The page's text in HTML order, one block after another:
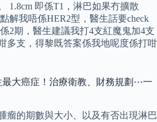
1.8cm 即係T1，淋巴如果冇擴散
解我唔係HER2型，醫生話要check
2期，醫生建議我打4支紅魔鬼加4支
多支，得黎既答案係我地呢度係打咁
最大癌症！治療衛教、財務規劃⋯一
瘤的期數與大小、以及有否出現淋巴